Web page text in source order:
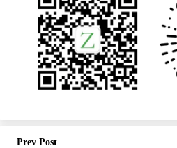
Prev Post